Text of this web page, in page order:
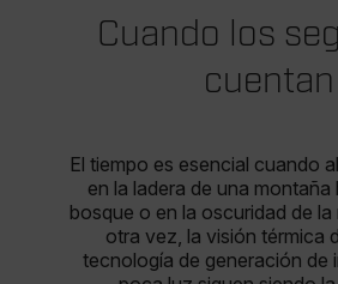
Cuando los
cuentan
El tiempo es esencial cuando
en la ladera de una montaña
bosque o en la oscuridad de
otra vez, la visión térmica
tecnología de generación de